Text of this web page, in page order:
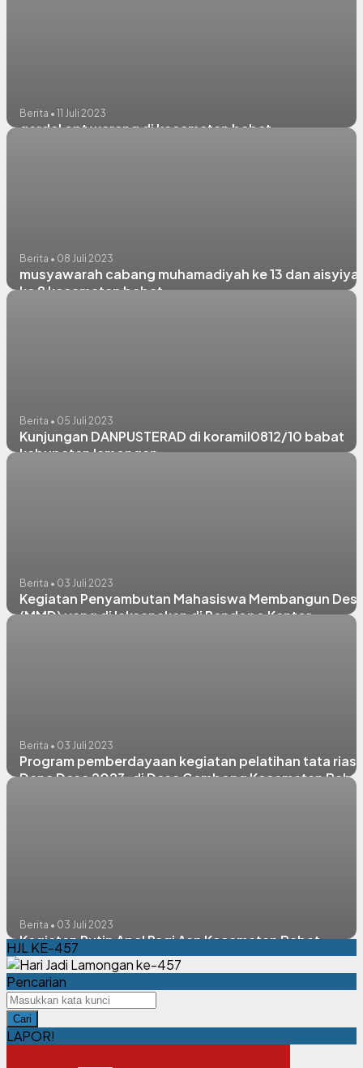
Berita • 11 Juli 2023
gerdal opt wereng di kecamatan babat
Berita • 08 Juli 2023
musyawarah cabang muhamadiyah ke 13 dan
ke 8 kecamatan babat
Berita • 05 Juli 2023
Kunjungan DANPUSTERAD di koramil0812/10 babat
kabupaten lamongan
Berita • 03 Juli 2023
Kegiatan Penyambutan Mahasiswa Membangun
(MMD) yang di laksanakan di Pendopo Kantor
Berita • 03 Juli 2023
Program pemberdayaan kegiatan pelatihan tata rias
Dana Desa 2023, di Desa Gembong Kecamatan
Berita • 03 Juli 2023
Kegiatan Rutin Apel Pagi Asn Kecamatan Babat
HJL KE-457
Pencarian
Cari
LAPOR!